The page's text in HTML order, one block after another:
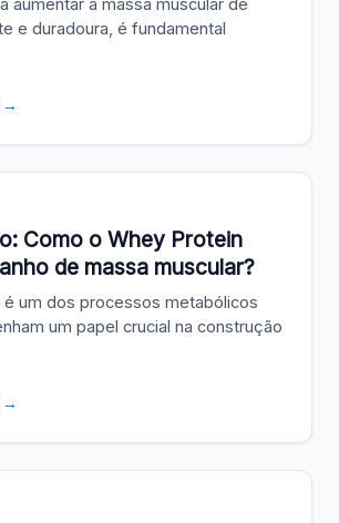
aumentar a massa muscular de
e duradoura, é fundamental
→
Como o Whey Protein
de massa muscular?
é um dos processos metabólicos
um papel crucial na construção
→